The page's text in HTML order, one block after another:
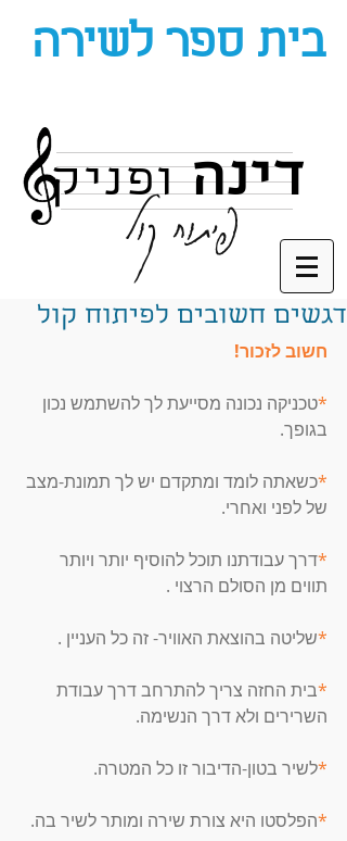
בית ספר לשירה
פיתוח קולדינהופניק
דגשים חשובים לפיתוח קול
חשוב לזכור!
*טכניקה נכונה מסייעת לך להשתמש נכון
בגופך.
*כשאתה לומד ומתקדם יש לך תמונת-מצב
של לפני ואחרי.
*דרך עבודתנו תוכל להוסיף יותר ויותר
תווים מן הסולם הרצוי .
*שליטה בהוצאת האוויר- זה כל העניין .
*בית החזה צריך להתרחב דרך עבודת
השרירים ולא דרך הנשימה.
*לשיר בטון-הדיבור זו כל המטרה.
*הפלסטו היא צורת שירה ומותר לשיר בה.